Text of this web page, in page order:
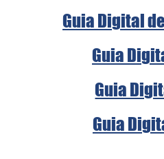
Guia Digital
Guia
Guia
Guia